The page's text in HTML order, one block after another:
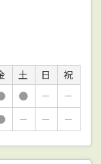
土 日
祝
● －
－
－ － －